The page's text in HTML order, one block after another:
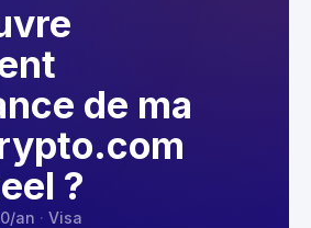
de ma
?
/an · Visa